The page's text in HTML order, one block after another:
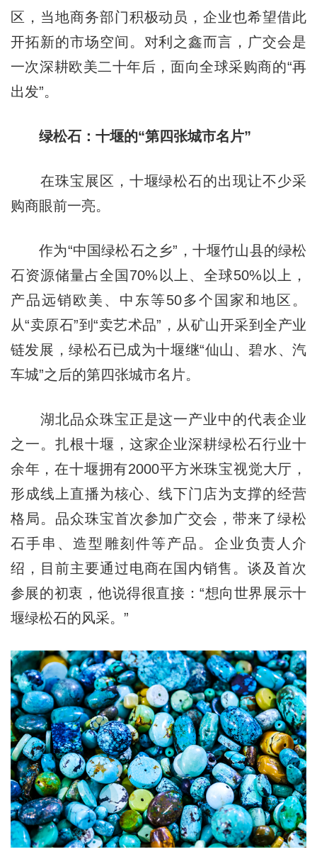
区，当地商务部门积极动员，企业也希望借此
开拓新的市场空间。对利之鑫而言，广交会是
一次深耕欧美二十年后，面向全球采购商的“再
出发”。
绿松石：十堰的“第四张城市名片”
在珠宝展区，十堰绿松石的出现让不少采
购商眼前一亮。
作为“中国绿松石之乡”，十堰竹山县的绿松
石资源储量占全国70%以上、全球50%以上，
产品远销欧美、中东等50多个国家和地区。
从“卖原石”到“卖艺术品”，从矿山开采到全产业
链发展，绿松石已成为十堰继“仙山、碧水、汽
车城”之后的第四张城市名片。
湖北品众珠宝正是这一产业中的代表企业
之一。扎根十堰，这家企业深耕绿松石行业十
余年，在十堰拥有2000平方米珠宝视觉大厅，
形成线上直播为核心、线下门店为支撑的经营
格局。品众珠宝首次参加广交会，带来了绿松
石手串、造型雕刻件等产品。企业负责人介
绍，目前主要通过电商在国内销售。谈及首次
参展的初衷，他说得很直接：“想向世界展示十
堰绿松石的风采。”